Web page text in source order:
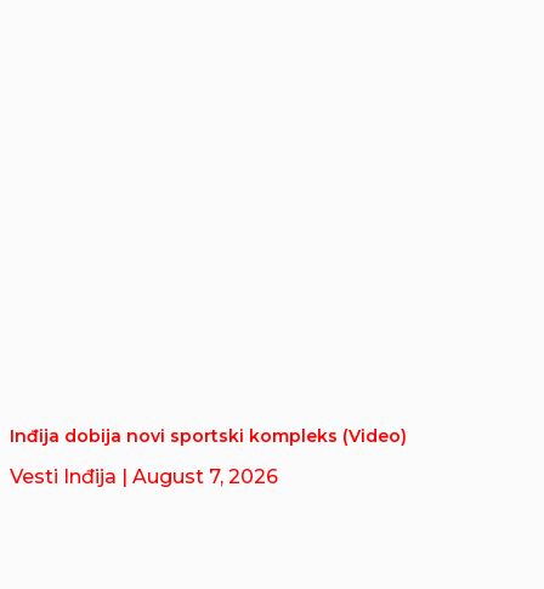
Inđija dobija novi sportski kompleks (Video)
Vesti Inđija | August 7, 2026